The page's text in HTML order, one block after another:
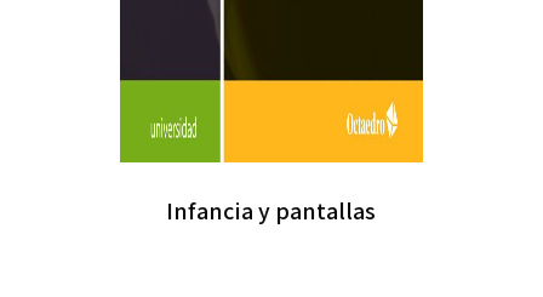
Infancia y pantallas